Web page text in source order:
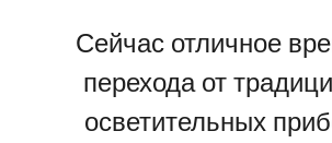
Сейчас отличное
перехода от
осветительных